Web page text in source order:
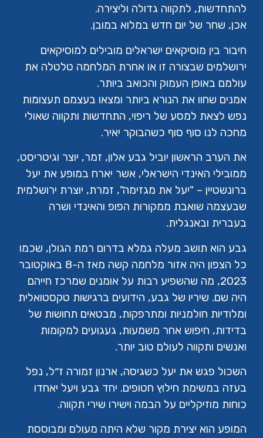
להתחדשות, לתקווה גדולה וליצירה.
אכן, שחר של יום חדש במלוא במובן.
חיבור בין מוסיקאים ישראלים מובילים למוסיקאים
ירושלמים שבצורה זו או אחרת המלחמה טלטלה את
עולמם באופן העמוק והכואב ביותר.
אמנים שחוו את הנורא ביותר ומצאו בעצמם תעצומות
נפש לצאת למסע של ריפוי, התחדשות ותקווה שאולי
מחכה לנו סוף סוף כשהבוקר יאיר.
את הערב הראשון יוביל גבע אלון, זמר, יוצר וגיטריסט,
ממובילי האינדי הישראלי, אשר יארח במופע את יעל
ברונשטיין – "יעל את מגזימה", זמרת, יוצרת ירושלמית
שבעצמה שואבת ממקורות הפופ והאינדי ושרה
בעברית ובאנגלית.
גבע הוא תושב מעלה גמלא בדרום רמת הגולן, שכמו
כל הצפון היה אזור מלחמה קשה מאז ה-8 באוקטובר
2023, מה שהשפיע רבות על אומנים שמרכז חייהם
היה שם. שיריו של גבע, הידועים ברגישות טקסטואלית
ומלודיות חולמניות ומתרפקות, מבטאים תחושות של
בדידות, חיפוש אחר משמעות, געגועים למקומות
ואנשים ותקווה לעולם טוב יותר.
השכול פגש את יעל כשגיסה, ארנון זמורה ז״ל, נפל
בעזה במשימת חילוץ חטופים. יחד גבע ויעל יאחדו
כוחות מוזיקליים על הבמה וישירו שירי תקווה.
המופע הוא יצירת מקור שלא היתה מעולם ומבוססת